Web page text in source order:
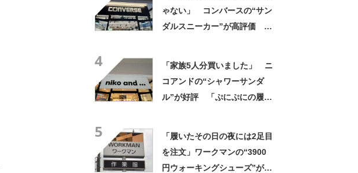
ゃない」 コンバースの“サン
ダルスニーカー”が高評価
4
「家族5人分買いました」 ニ
コアンドの“シャワーサンダ
ル”が好評 「ぷにぷにの履き
5
「履いたその日の夜には2足目
を注文」ワークマンの“3900
円ウォーキングシューズ”が好